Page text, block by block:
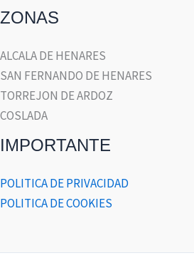
ZONAS
ALCALA DE HENARES
SAN FERNANDO DE HENARES
TORREJON DE ARDOZ
COSLADA
IMPORTANTE
POLITICA DE PRIVACIDAD
POLITICA DE COOKIES